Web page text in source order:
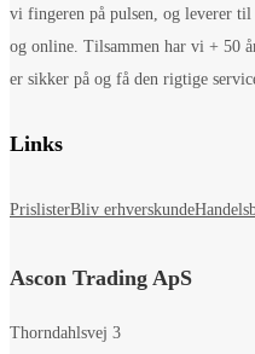
vi fingeren på pulsen, og leverer
og online. Tilsammen har vi + 50
er sikker på og få den rigtige
Links
PrislisterBliv erhverskunde
Ascon Trading ApS
Thorndahlsvej 3